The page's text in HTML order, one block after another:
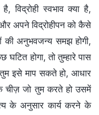
विद्रोही स्वभाव क्या है,
अपने विद्रोहीपन को कैसे
की अनुभवजन्य समझ होगी,
होगा, तो तुम्हारे पास
इसे माप सकते हो, आधार
चीज़ जो तुम करते हो उसमें
के अनुसार कार्य करने के